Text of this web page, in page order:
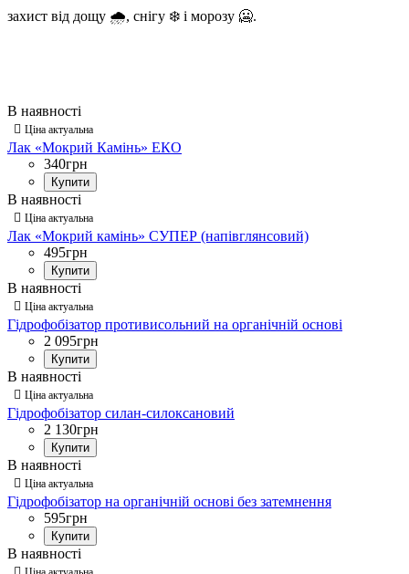
захист від дощу 🌧️, снігу ❄️ і морозу 🥶.
Лак «Мокрий Камінь» ЕКО
340грн
Купити
Лак «Мокрий камінь» СУПЕР (напівглянсовий)
495грн
Купити
Гідрофобізатор противисольний на органічній основі
2 095грн
Купити
Гідрофобізатор силан-силоксановий
2 130грн
Купити
Гідрофобізатор на органічній основі без затемнення
595грн
Купити